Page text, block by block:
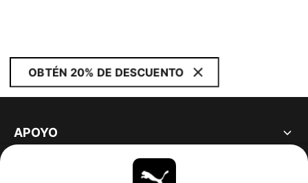
OBTÉN 20% DE DESCUENTO
APOYO